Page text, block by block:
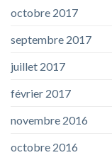
octobre 2017
septembre 2017
juillet 2017
février 2017
novembre 2016
octobre 2016